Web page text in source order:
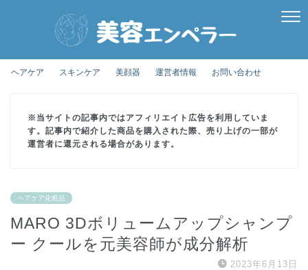
ヘアケア スキンケア 美顔器 運営者情報 お問い合わせ
※当サイトの記事内ではアフィリエイト広告を利用していま
す。記事内で紹介した商品を購入された際、売り上げの一部が
運営者に還元される場合があります。
ヘアケア化粧品
MARO 3Dボリュームアップシャンプ
ー クールを元美容師が成分解析
2023年6月13日